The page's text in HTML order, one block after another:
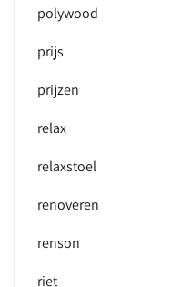
polywood
prijs
prijzen
relax
relaxstoel
renoveren
renson
riet